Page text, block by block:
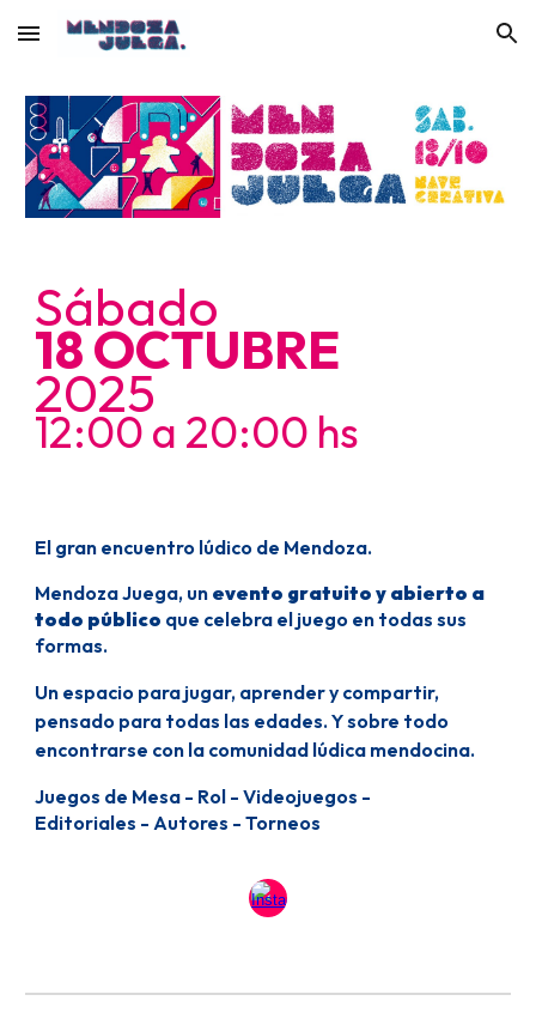
Skip to main content Skip to navigation
Sábado
18 OCTUBRE
2025
12:00 a 20:00 hs
El gran encuentro lúdico de Mendoza.
Mendoza Juega, un evento gratuito y abierto a
todo público que celebra el juego en todas sus
formas.
Un espacio para jugar, aprender y compartir,
pensado para todas las edades. Ysobre todo
encontrarse con la comunidad lúdica mendocina.
Juegos de Mesa - Rol - Videojuegos -
Editoriales - Autores - Torneos